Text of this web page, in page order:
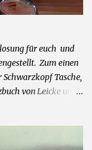
für euch und
Zum einen
Tasche,
von Leicke und